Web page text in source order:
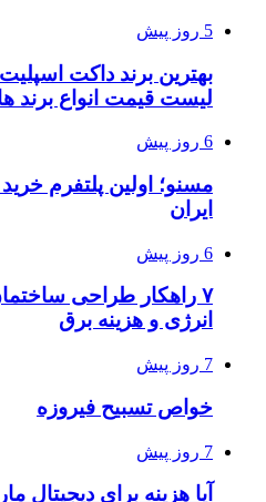
5 روز پیش
بهترین برند داکت
لیست قیمت انواع برند
6 روز پیش
مسنو؛ اولین پلتفرم
ایران
6 روز پیش
۷ راهکار طراحی
انرژی و هزینه برق
7 روز پیش
خواص تسبیح فیروزه
7 روز پیش
آیا هزینه برای دیجیتال